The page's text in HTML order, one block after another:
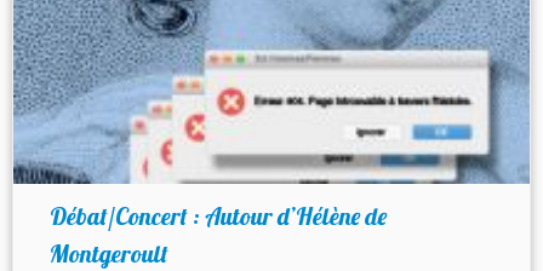
Débat/Concert : Autour d’Hélène de
Montgeroult